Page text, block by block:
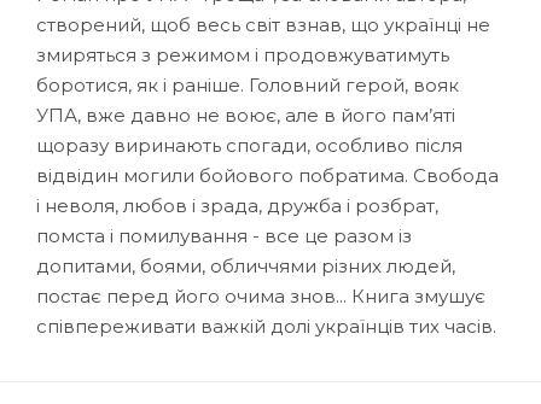
створений, щоб весь світ взнав, що українці не
змиряться з режимом і продовжуватимуть
боротися, як і раніше. Головний герой, вояк
УПА, вже давно не воює, але в його пам’яті
щоразу виринають спогади, особливо після
відвідин могили бойового побратима. Свобода
і неволя, любов і зрада, дружба і розбрат,
помста і помилування - все це разом із
допитами, боями, обличчями різних людей,
постає перед його очима знов... Книга змушує
співпереживати важкій долі українців тих часів.